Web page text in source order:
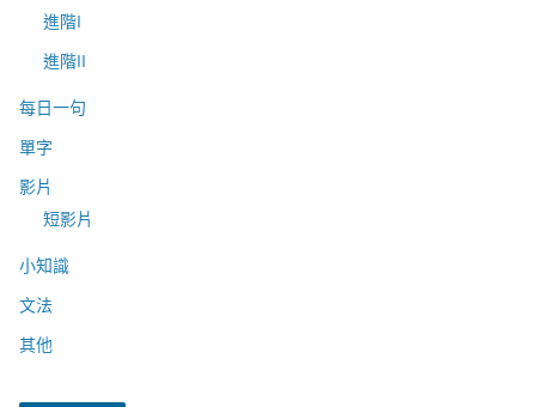
進階I
進階II
每日一句
單字
影片
短影片
小知識
文法
其他